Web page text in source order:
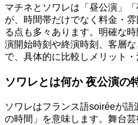
マチネとソワレは「昼公演」
が、時間帯だけでなく料金・
る点も多々あります。明確な
演開始時刻や終演時刻、客層
で、具体的に比較しメリット・
ソワレとは何か 夜公演の
ソワレはフランス語soiréeが
の時間」を意味します。舞台